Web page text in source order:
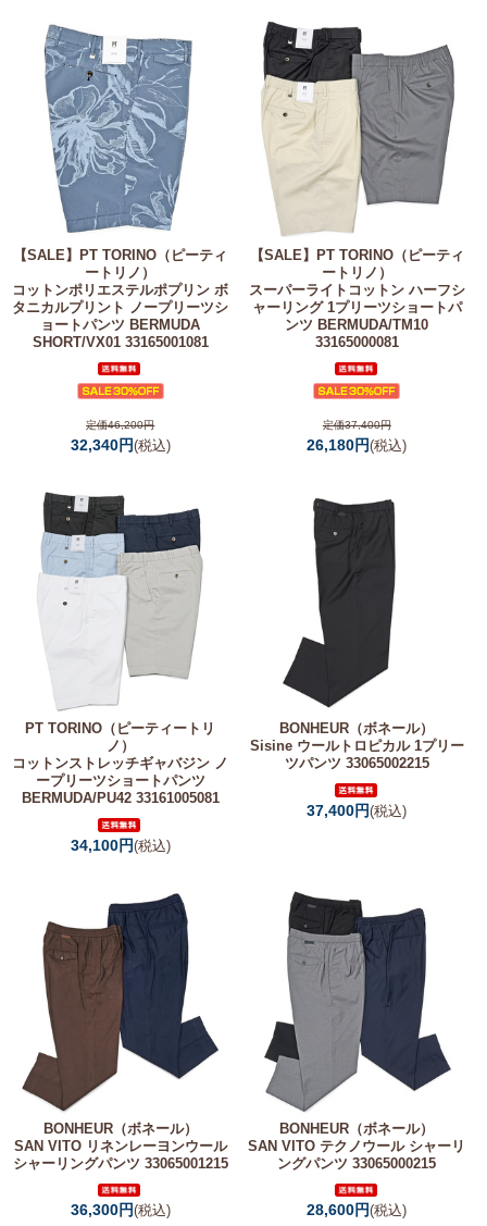
【SALE】PT TORINO（ピーティ
ートリノ）
コットンポリエステルポプリン ボ
タニカルプリント ノープリーツシ
ョートパンツ BERMUDA
SHORT/VX01 33165001081
定価46,200円
32,340円(税込)
【SALE】 PT TORINO（ピーティ
ートリノ）
スーパーライトコットン ハーフシ
ャーリング 1プリーツショートパ
ンツ BERMUDA/TM10
33165000081
定価37,400円
26,180円(税込)
PT TORINO（ピーティートリ
ノ）
コットンストレッチギャバジン ノ
ープリーツショートパンツ
BERMUDA/PU42 33161005081
34,100円(税込)
BONHEUR（ボネール）
Sisine ウールトロピカル 1プリー
ツパンツ 33065002215
37,400円(税込)
BONHEUR（ボネール）
SAN VITO リネンレーヨンウール
シャーリングパンツ 33065001215
36,300円(税込)
BONHEUR（ボネール）
SAN VITO テクノウール シャーリ
ングパンツ 33065000215
28,600円(税込)